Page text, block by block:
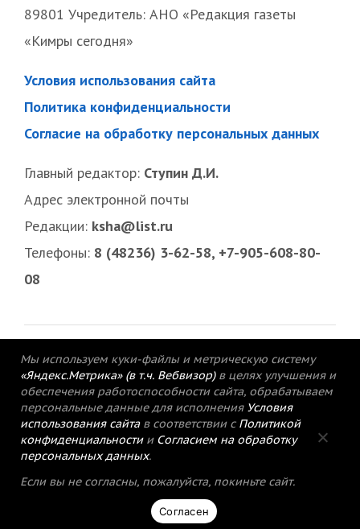
89801 Учредитель: АНО «Редакция газеты
«Кимры сегодня»
Условия использования сайта
Политика конфиденциальности
Согласие на обработку персональных данных
Главный редактор: Ступин Д.И.
Адрес электронной почты
Редакции: ksha@list.ru
Телефоны: 8 (48236) 3-62-58, +7-905-608-80-
08
© 2015-2021 Редакция газеты «Кимрский
вестник».
Политика конфиденциальности
Мы используем куки-файлы и метрическую систему
«Яндекс.Метрика» (в т.ч. Вебвизор) в целях улучшения и
обеспечения работоспособности сайта, обрабатываем
персональные данные для исполнения Условия
использования сайтав соответствии с Политикой
конфиденциальностии Согласием на обработку
персональных данных.
Если вы не согласны, пожалуйста, покиньте сайт.
Согласен